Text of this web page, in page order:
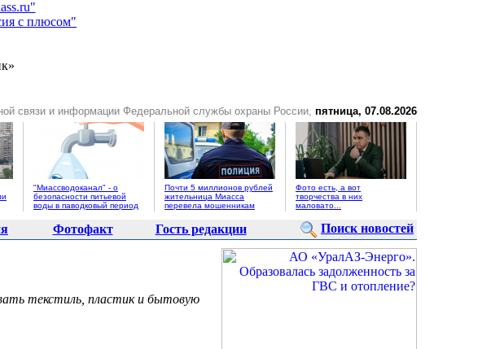
связи и информации Федеральной службы охраны России, пятница, 07.08.2026
"Миассводоканал" - о
безопасности питьевой
воды в паводковый период
Почти 5 миллионов рублей
жительница Миасса
перевела мошенникам
Фото есть, а вот
творчества в них
маловато...
Фотофакт Гость редакции Поиск новостей
текстиль, пластик и бытовую